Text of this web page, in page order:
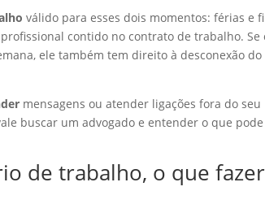
válido para esses dois momentos: férias e
contido no contrato de trabalho. Se
ele também tem direito à desconexão do
mensagens ou atender ligações fora do seu
buscar um advogado e entender o que
de trabalho, o que